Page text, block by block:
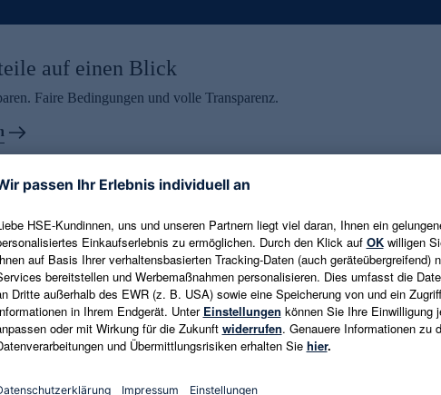
auf einen Blick
Faire Bedingungen und volle Transparenz.
Gutschein erhalten
abonnieren und aktuelle Trends,
Mail erhalten. Als Dankeschön
Eine Abmeldung ist jederzeit in
E-Mail-Adresse eingeben
Es gelten die Datenschutzrichtlinien